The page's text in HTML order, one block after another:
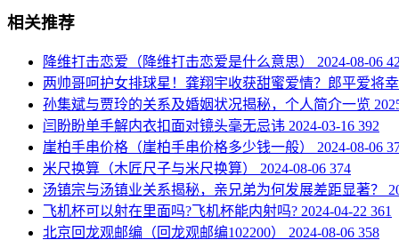
相关推荐
​降维打击恋爱（降维打击恋爱是什么意思） 2024-08-06
两帅哥呵护女排球星！龚翔宇收获甜蜜爱情？郎平爱将
​孙集斌与贾玲的关系及婚姻状况揭秘，个人简介一览
​闫盼盼单手解内衣扣面对镜头毫无忌讳 2024-03-16 392
​崖柏手串价格（崖柏手串价格多少钱一般）
2024-08-06
​米尺换算（木匠尺子与米尺换算）
2024-08-06 374
​汤镇宗与汤镇业关系揭秘，亲兄弟为何发展差距显著？
​飞机杯可以射在里面吗?飞机杯能内射吗? 2024-04-22 361
​北京回龙观邮编（回龙观邮编102200）
2024-08-06 358